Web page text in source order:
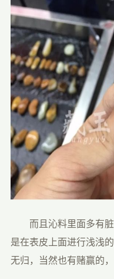
而且沁料里面多有脏
是在表皮上面进行浅浅
无归，当然也有赌赢的